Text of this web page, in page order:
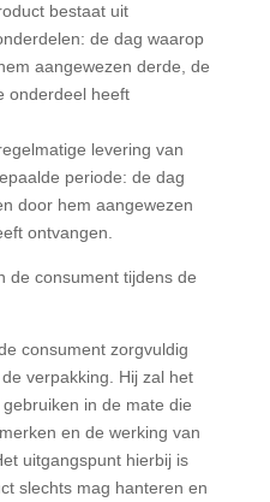
bestaat uit
de dag waarop
aangewezen derde, de
onderdeel heeft
levering van
periode: de dag
door hem aangewezen
ontvangen.
de consument tijdens de
consument zorgvuldig
verpakking. Hij zal het
in de mate die
en de werking van
uitgangspunt hierbij is
slechts mag hanteren en